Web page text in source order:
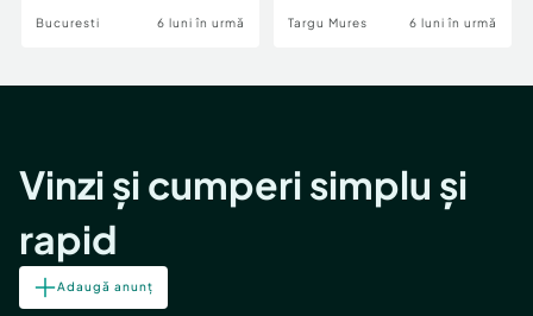
Bucuresti 6 luni în urmă Targu Mures 6 luni în urmă
Vinzi și cumperi simplu și
rapid
Adaugă anunț